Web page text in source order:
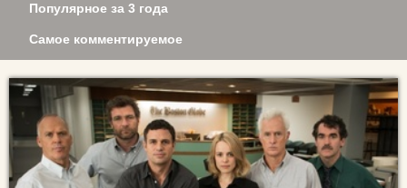
Популярное за 3 года
Самое комментируемое